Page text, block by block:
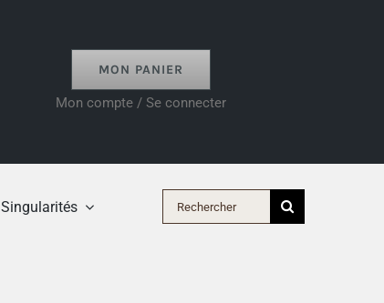
MON PANIER
Mon compte / Se connecter
Singularités Rechercher: